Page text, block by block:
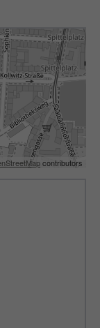
Uhr
Uhr
Uhr
Uhr
Uhr
Uhr
Uhr
Uhr
Uhr
Uhr
Uhr
Uhr
contributors